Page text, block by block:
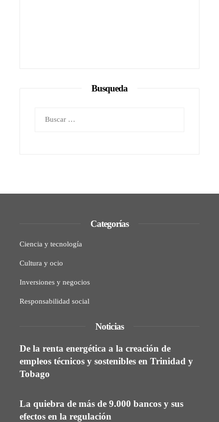
Busqueda
Categorías
Ciencia y tecnología
Cultura y ocio
Inversiones y negocios
Responsabilidad social
Noticias
De la renta energética a la creación de
empleos técnicos y sostenibles en Trinidad y
Tobago
La quiebra de más de 9.000 bancos y sus
efectos en la regulación